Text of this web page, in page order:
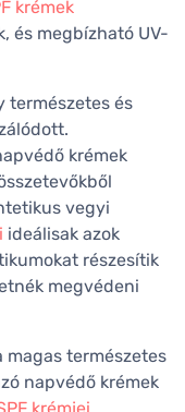
krémek
és megbízható UV-
természetes és
krémek
vegyi
ideálisak azok
részesítik
megvédeni
magas természetes
napvédő krémek